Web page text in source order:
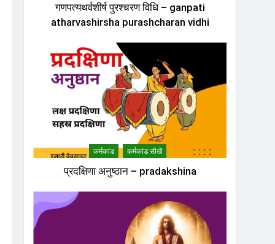
गणपत्यथर्वशीर्ष पुरश्चरण विधि – ganpati
atharvashirsha purashcharan vidhi
कर्मकांड कर्मकांड सीखें
प्रदक्षिणा अनुष्ठान – pradakshina